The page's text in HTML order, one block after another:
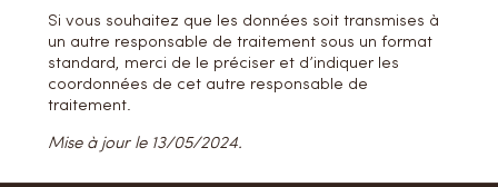
Si vous souhaitez que les données soit transmises à
un autre responsable de traitement sous un format
standard, merci de le préciser et d’indiquer les
coordonnées de cet autre responsable de
traitement.
Mise à jour le 13/05/2024.